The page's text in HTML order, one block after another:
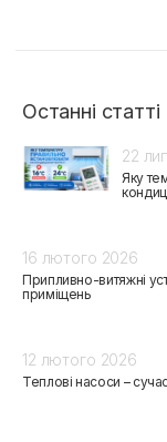
Останні статті
22
Яку
16 лютого 2026
Припливно-витяжні
приміщень
12 лютого 2026
Теплові насоси –